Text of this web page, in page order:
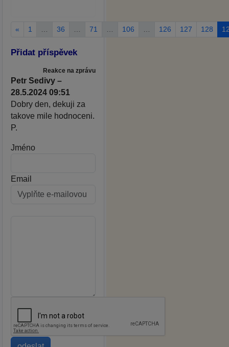
« 1 … 36 … 71 … 106 … 126 127 128
Přidat příspěvek
Reakce na zprávu
Petr Sedivy –
28.5.2024 09:51
Dobry den, dekuji za
takove mile hodnoceni.
P.
Jméno
Email